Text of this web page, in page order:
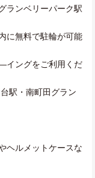
ランベリーパーク駅
に無料で駐輪が可能
イングをご利用くだ
駅・南町田グラン
ヘルメットケースな